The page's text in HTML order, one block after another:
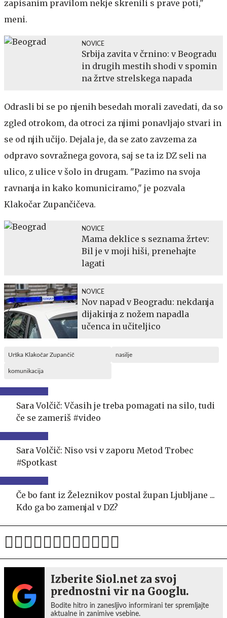
zapisanim pravilom nekje skrenili s prave poti,"
meni.
NOVICE
Srbija zavita v črnino: v Beogradu
in drugih mestih shodi v spomin
na žrtve strelskega napada
Odrasli bi se po njenih besedah morali zavedati, da so
zgled otrokom, da otroci za njimi ponavljajo stvari in
se od njih učijo. Dejala je, da se zato zavzema za
odpravo sovražnega govora, saj se ta iz DZ seli na
ulico, z ulice v šolo in drugam. "Pazimo na svoja
ravnanja in kako komuniciramo," je pozvala
Klakočar Zupančičeva.
NOVICE
Mama deklice s seznama žrtev:
Bil je v moji hiši, prenehajte
lagati
NOVICE
Nov napad v Beogradu: nekdanja
dijakinja z nožem napadla
učenca in učiteljico
Urška Klakočar Zupančič nasilje
komunikacija
Sara Volčič: Včasih je treba pomagati na silo, tudi
če se zameriš #video
Sara Volčič: Niso vsi v zaporu Metod Trobec
#Spotkast
Če bo fant iz Železnikov postal župan Ljubljane ...
Kdo ga bo zamenjal v DZ?
Izberite Siol.net za svoj
prednostni vir na Googlu.
Bodite hitro in zanesljivo informirani ter spremljajte
aktualne in zanimive vsebine.